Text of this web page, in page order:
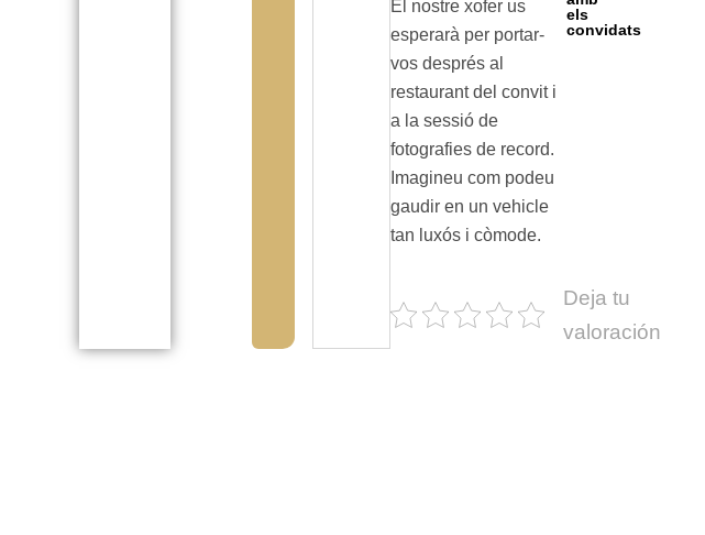
El nostre xofer us
esperarà per portar-
vos després al
restaurant del convit i
a la sessió de
fotografies de record.
Imagineu com podeu
gaudir en un vehicle
tan luxós i còmode.
Deja tu
valoración
els
convidats